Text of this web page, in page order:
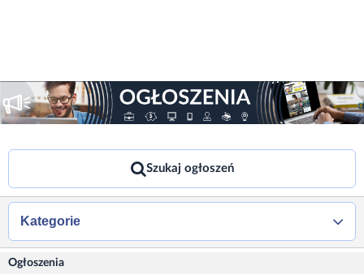
Szukaj ogłoszeń
Kategorie
Ogłoszenia